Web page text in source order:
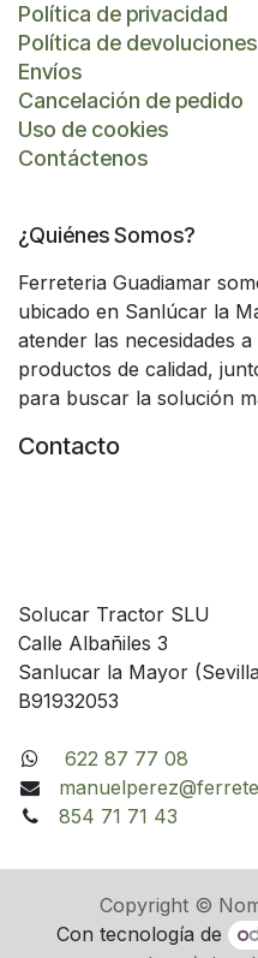
Política de privacidad
Política de devoluciones
Envíos
Cancelación de pedido
Uso de cookies
Contáctenos
¿Quiénes Somos?
Ferreteria Guadiamar
ubicado en Sanlúcar la
atender las necesidades
productos de calidad,
para buscar la solución
Contacto
Solucar Tractor SLU
Calle Albañiles 3
Sanlucar la Mayor
B91932053
622 87 77 08
854 71 71 43
Copyright ©
Con tecnología de